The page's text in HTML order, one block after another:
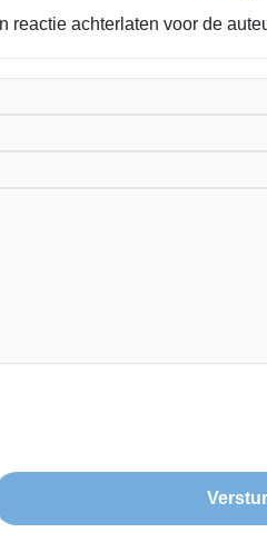
reactie achterlaten voor de